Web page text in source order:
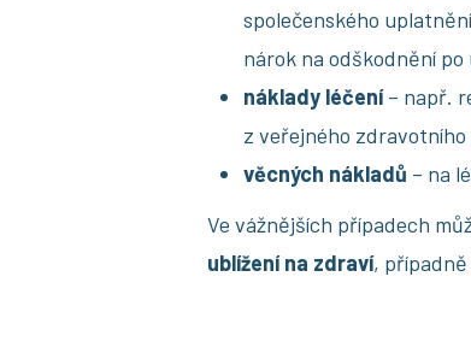
společenského
nárok na odškodnění
náklady léčení– např.
z veřejného
věcných nákladů – na
Ve vážnějších případech
ublížení na zdraví,